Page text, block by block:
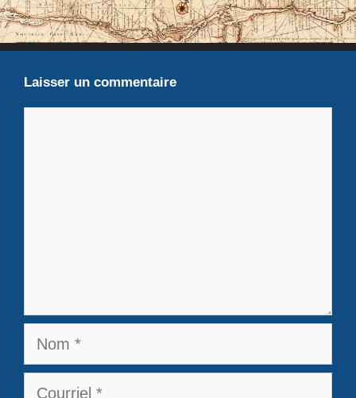
Laisser un commentaire
Nom
Courriel